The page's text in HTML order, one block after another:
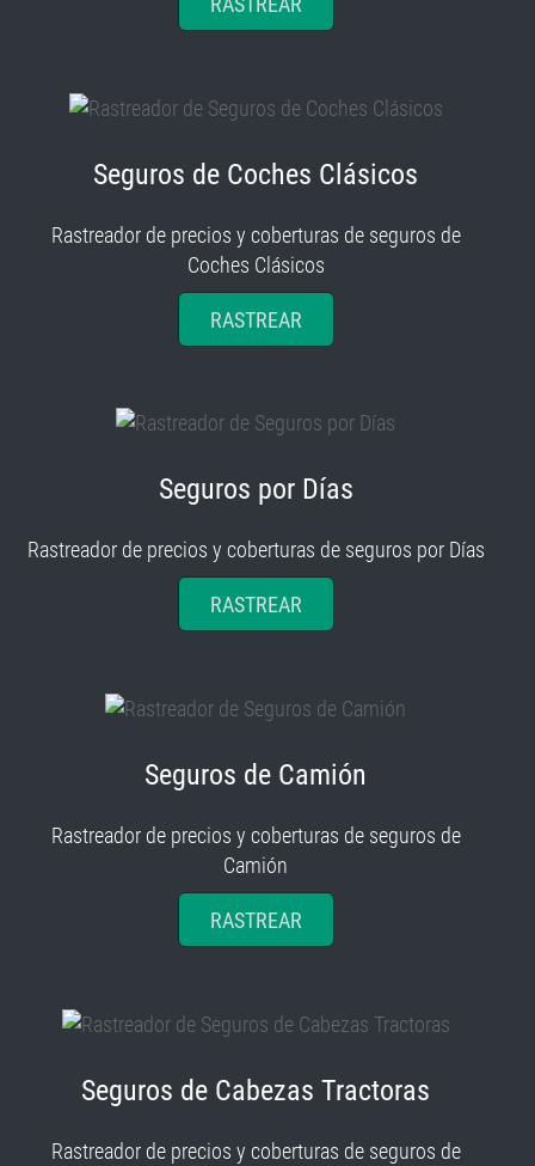
Seguros de Coches Clásicos
Rastreador de precios y coberturas de seguros de
Coches Clásicos
RASTREAR
Seguros por Días
Rastreador de precios y coberturas de seguros por Días
RASTREAR
Seguros de Camión
Rastreador de precios y coberturas de seguros de
Camión
RASTREAR
Seguros de Cabezas Tractoras
Rastreador de precios y coberturas de seguros de